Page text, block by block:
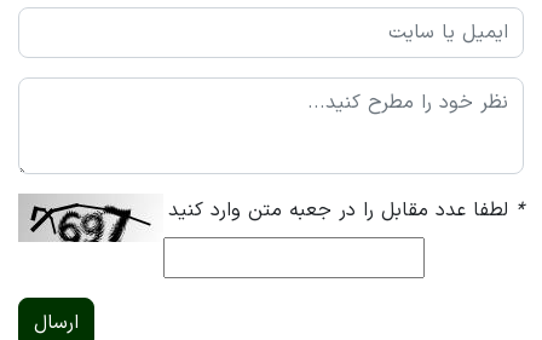
* لطفا عدد مقابل را در جعبه متن وارد کنید
ارسال